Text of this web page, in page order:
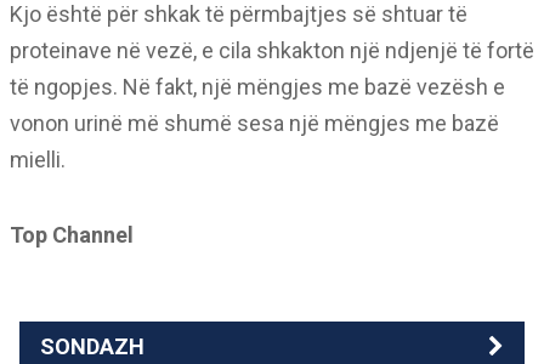
Kjo është për shkak të përmbajtjes së shtuar të
proteinave në vezë, e cila shkakton një ndjenjë të fortë
të ngopjes. Në fakt, një mëngjes me bazë vezësh e
vonon urinë më shumë sesa një mëngjes me bazë
mielli.
Top Channel
SONDAZH